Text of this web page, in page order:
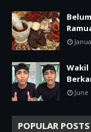
Wakil
June
POPULAR POSTS